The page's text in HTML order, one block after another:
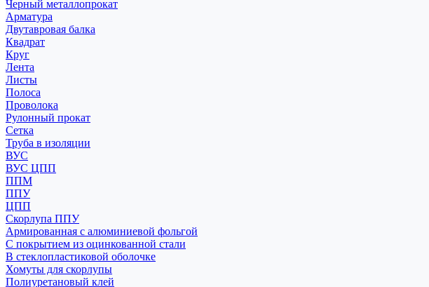
Черный металлопрокат
Арматура
Двутавровая балка
Квадрат
Круг
Лента
Листы
Полоса
Проволока
Рулонный прокат
Сетка
Труба в изоляции
ВУС
ВУС ЦПП
ППМ
ППУ
ЦПП
Скорлупа ППУ
Армированная с алюминиевой фольгой
С покрытием из оцинкованной стали
В стеклопластиковой оболочке
Хомуты для скорлупы
Полиуретановый клей